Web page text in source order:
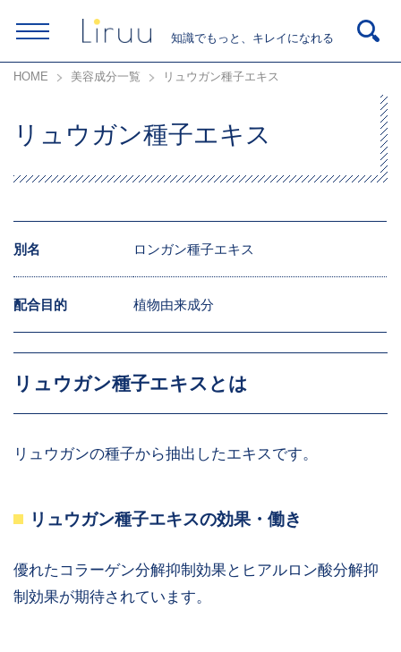
知識でもっと、キレイになれる
HOME 美容成分一覧 リュウガン種子エキス
リュウガン種子エキス
別名 ロンガン種子エキス
配合目的 植物由来成分
リュウガン種子エキスとは
リュウガンの種子から抽出したエキスです。
リュウガン種子エキスの効果・働き
優れたコラーゲン分解抑制効果とヒアルロン酸分解抑
制効果が期待されています。